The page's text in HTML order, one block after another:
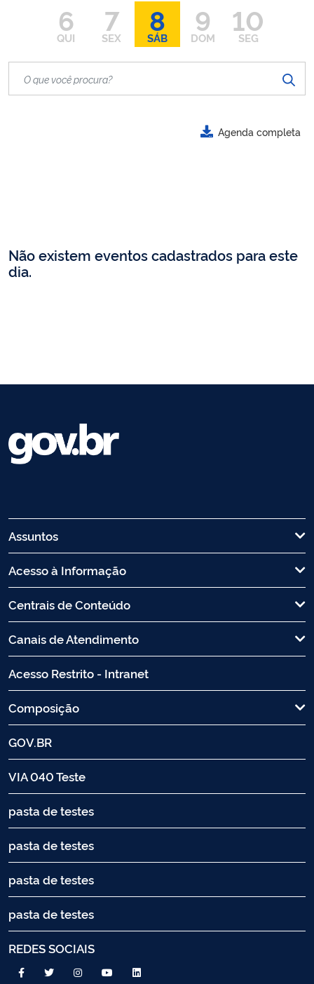
6
QUI
7
SEX
8
SÁB
9
DOM
10
SEG
Agenda completa
Não existem eventos cadastrados para este
dia.
Assuntos
Acesso à Informação
Centrais de Conteúdo
Canais de Atendimento
Acesso Restrito - Intranet
Composição
GOV.BR
VIA 040 Teste
pasta de testes
pasta de testes
pasta de testes
pasta de testes
REDES SOCIAIS